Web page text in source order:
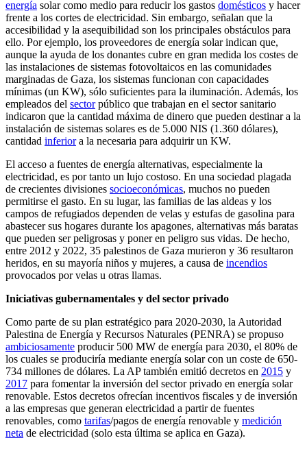
energía solar como medio para reducir los gastos domésticos y hacer
frente a los cortes de electricidad. Sin embargo, señalan que la
accesibilidad y la asequibilidad son los principales obstáculos para
ello. Por ejemplo, los proveedores de energía solar indican que,
aunque la ayuda de los donantes cubre en gran medida los costes de
las instalaciones de sistemas fotovoltaicos en las comunidades
marginadas de Gaza, los sistemas funcionan con capacidades
mínimas (un KW), sólo suficientes para la iluminación. Además, los
empleados del sectorpúblico que trabajan en el sector sanitario
indicaron que la cantidad máxima de dinero que pueden destinar a la
instalación de sistemas solares es de 5.000 NIS (1.360 dólares),
cantidad inferiora la necesaria para adquirir un KW.
El acceso a fuentes de energía alternativas, especialmente la
electricidad, es por tanto un lujo costoso. En una sociedad plagada
de crecientes divisiones socioeconómicas, muchos no pueden
permitirse el gasto. En su lugar, las familias de las aldeas y los
campos de refugiados dependen de velas y estufas de gasolina para
abastecer sus hogares durante los apagones, alternativas más baratas
que pueden ser peligrosas y poner en peligro sus vidas. De hecho,
entre 2012 y 2022, 35 palestinos de Gaza murieron y 36 resultaron
heridos, en su mayoría niños y mujeres, a causa de incendios
provocados por velas u otras llamas.
Iniciativas gubernamentales y del sector privado
Como parte de su plan estratégico para 2020-2030, la Autoridad
Palestina de Energía y Recursos Naturales (PENRA) se propuso
ambiciosamente producir 500 MW de energía para 2030, el 80% de
los cuales se produciría mediante energía solar con un coste de 650-
734 millones de dólares. La AP también emitió decretos en 2015 y
2017 para fomentar la inversión del sector privado en energía solar
renovable. Estos decretos ofrecían incentivos fiscales y de inversión
a las empresas que generan electricidad a partir de fuentes
renovables, como tarifas/pagos de energía renovable y medición
neta de electricidad (solo esta última se aplica en Gaza).